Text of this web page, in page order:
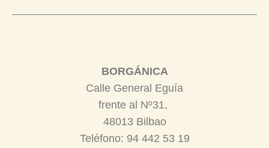
BORGÁNICA
Calle General Eguía
frente al Nº31,
48013 Bilbao
Teléfono: 94 442 53 19